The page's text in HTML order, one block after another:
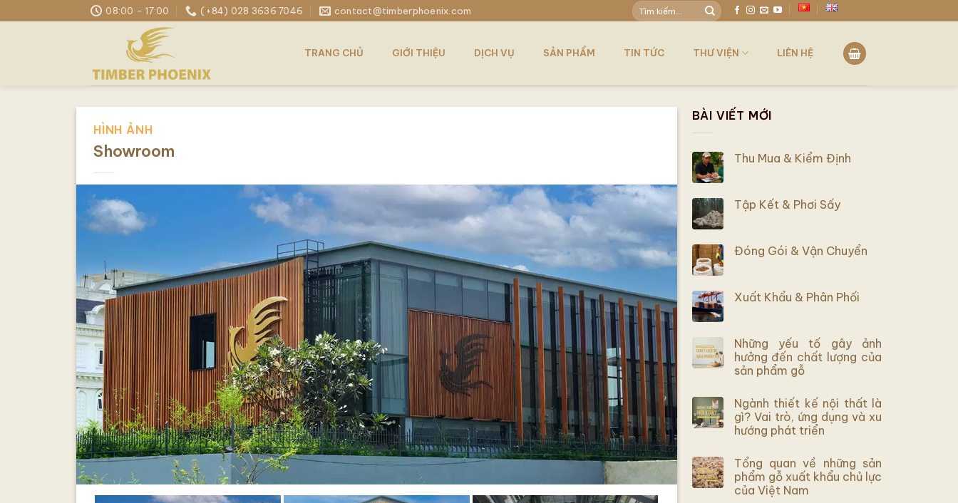
to
08:00 - 17:00 (+84) 028 3636 7046 contact@timberphoenix.com
Tìm
kiếm:
TRANG CHỦ GIỚI THIỆU DỊCH VỤ SẢN PHẨM TIN TỨC THƯ VIỆN LIÊN HỆ
HÌNH ẢNH
Showroom
BÀI VIẾT MỚI
Thu Mua & Kiểm Định
Tập Kết & Phơi Sấy
Đóng Gói & Vận Chuyển
Xuất Khẩu & Phân Phối
Những yếu tố gây ảnh
hưởng đến chất lượng của
sản phẩm gỗ
Ngành thiết kế nội thất là
gì? Vai trò, ứng dụng và xu
hướng phát triển
Tổng quan về những sản
phẩm gỗ xuất khẩu chủ lực
của Việt Nam